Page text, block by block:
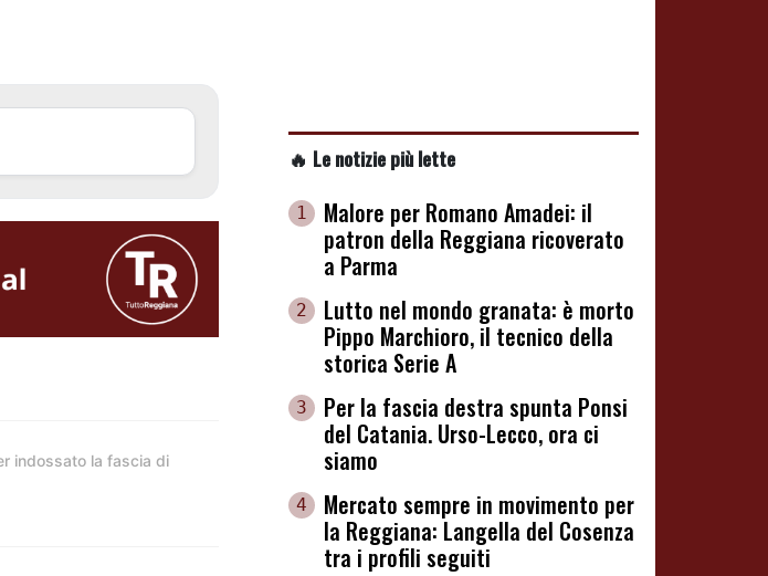
indossato la fascia di
🔥 Le notizie più lette
1
Malore per Romano Amadei: il
patron della Reggiana ricoverato
a Parma
2
Lutto nel mondo granata: è morto
Pippo Marchioro, il tecnico della
storica Serie A
3
Per la fascia destra spunta Ponsi
del Catania. Urso-Lecco, ora ci
siamo
4
Mercato sempre in movimento per
la Reggiana: Langella del Cosenza
tra i profili seguiti